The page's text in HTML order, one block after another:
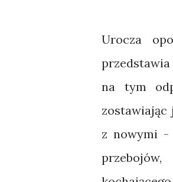
Urocza
na tym
zostawiając
z nowymi -